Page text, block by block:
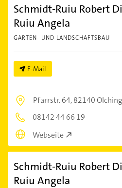
Schmidt-Ruiu Robert
Ruiu Angela
GARTEN- UND LANDSCHAFTSBAU
E-Mail
Pfarrstr. 64,82140 Olching
08142 44 66 19
Webseite
Schmidt-Ruiu Robert
Ruiu Angela